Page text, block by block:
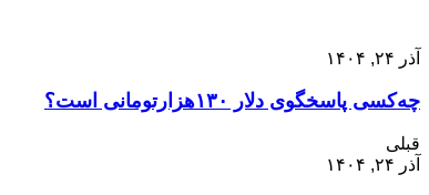
آذر ۲۴, ۱۴۰۴
چه‌کسی پاسخگوی دلار ۱۳۰هزارتومانی است؟
قبلی
آذر ۲۴, ۱۴۰۴